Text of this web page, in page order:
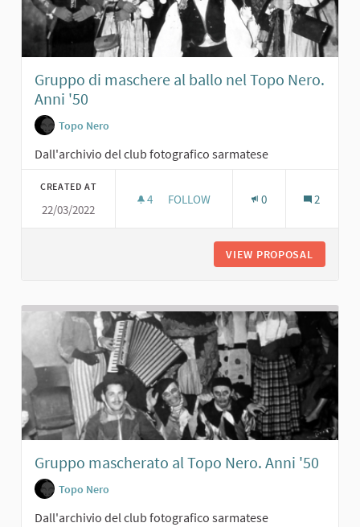
Gruppo di maschere al ballo nel Topo Nero.
Anni '50
Topo Nero
Dall'archivio del club fotografico sarmatese
CREATED AT
22/03/2022
4 4 FOLLOWERS
FOLLOW 0 2
VIEW PROPOSAL
Gruppo mascherato al Topo Nero. Anni '50
Topo Nero
Dall'archivio del club fotografico sarmatese